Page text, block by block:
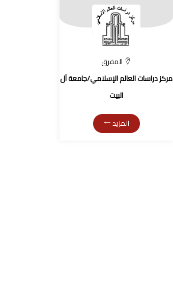
المفرق
مركز دراسات العالم الإسلامي/جامعة آل
البيت
المزيد